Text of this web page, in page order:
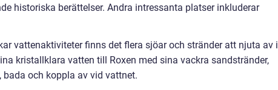
historiska berättelser. Andra intressanta platser inkluderar
vattenaktiviteter finns det flera sjöar och stränder att njuta av i
kristallklara vatten till Roxen med sina vackra sandstränder,
och koppla av vid vattnet.